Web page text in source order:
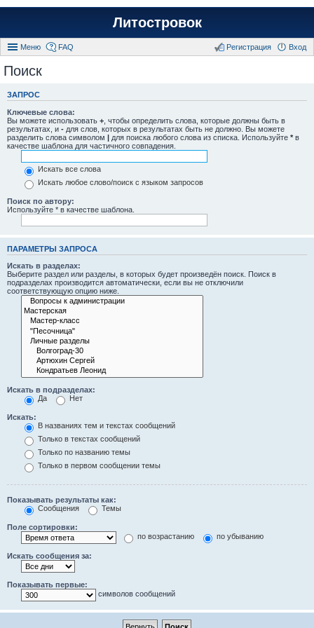
Литостровок
Меню FAQ Вход
Регистрация
Поиск
ЗАПРОС
Ключевые слова:
Вы можете использовать + , чтобы определить слова, которые должны быть в
результатах, и - для слов, которых в результатах быть не должно. Вы можете
разделить слова символом | для поиска любого слова из списка. Используйте * в
качестве шаблона для частичного совпадения.
Искать все слова
Искать любое слово/поиск с языком запросов
Поиск по автору:
Используйте * в качестве шаблона.
ПАРАМЕТРЫ ЗАПРОСА
Искать в разделах:
Выберите раздел или разделы, в которых будет произведён поиск. Поиск в
подразделах производится автоматически, если вы не отключили
соответствующую опцию ниже.
Искать в подразделах:
Да
Нет
Искать:
В названиях тем и текстах сообщений
Только в текстах сообщений
Только по названию темы
Только в первом сообщении темы
Показывать результаты как:
Сообщения
Темы
Поле сортировки:
по возрастанию
по убыванию
Искать сообщения за:
Показывать первые:
символов сообщений